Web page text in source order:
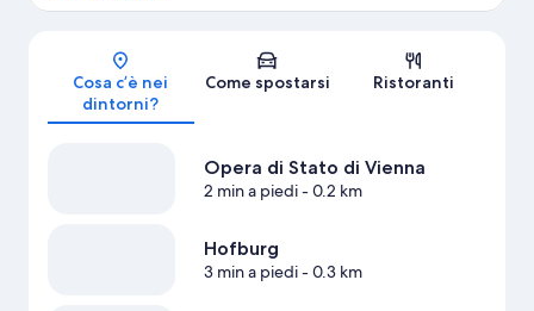
Mappa
Cosa c’è nei
dintorni?
Come spostarsi Ristoranti
Opera di Stato di Vienna
2 min a piedi- 0.2 km
Hofburg
3 min a piedi- 0.3 km